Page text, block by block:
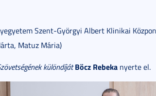
Szent-Györgyi Albert Klinikai
Matuz Mária)
különdíját Böcz Rebeka nyerte el.